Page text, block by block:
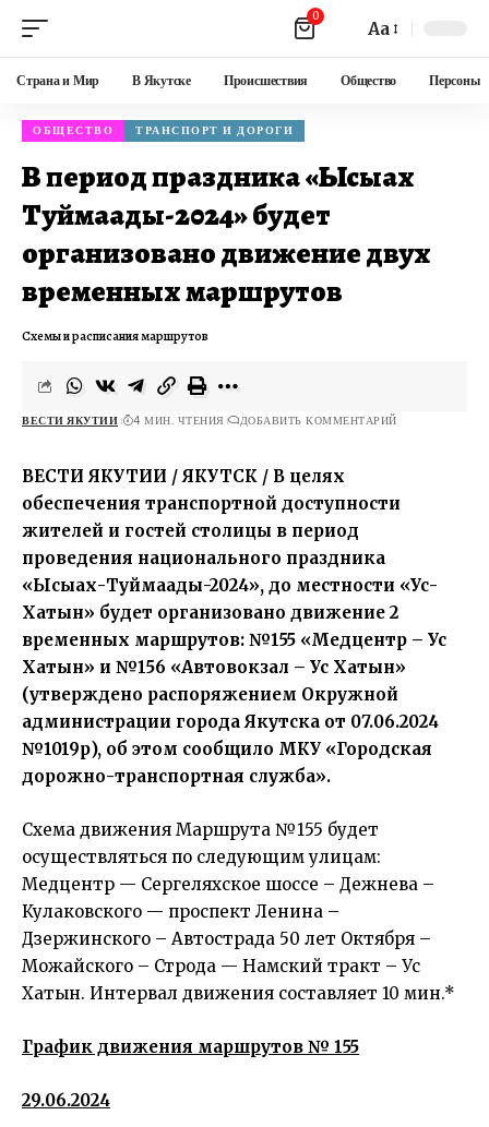
0
Aa
Страна и Мир В Якутске Происшествия Общество Персоны
ОБЩЕСТВО ТРАНСПОРТ И ДОРОГИ
В период праздника «Ысыах
Туймаады-2024» будет
организовано движение двух
временных маршрутов
Схемы и расписания маршрутов
ВЕСТИ ЯКУТИИ 4 МИН. ЧТЕНИЯ ДОБАВИТЬ КОММЕНТАРИЙ
ВЕСТИ ЯКУТИИ / ЯКУТСК / В целях
обеспечения транспортной доступности
жителей и гостей столицы в период
проведения национального праздника
«Ысыах-Туймаады-2024», до местности «Ус-
Хатын» будет организовано движение 2
временных маршрутов: №155 «Медцентр – Ус
Хатын» и №156 «Автовокзал – Ус Хатын»
(утверждено распоряжением Окружной
администрации города Якутска от 07.06.2024
№1019р), об этом сообщило МКУ «Городская
дорожно-транспортная служба».
Схема движения Маршрута №155 будет
осуществляться по следующим улицам:
Медцентр — Сергеляхское шоссе – Дежнева –
Кулаковского — проспект Ленина –
Дзержинского – Автострада 50 лет Октября –
Можайского – Строда — Намский тракт – Ус
Хатын. Интервал движения составляет 10 мин.*
График движения маршрутов № 155
29.06.2024